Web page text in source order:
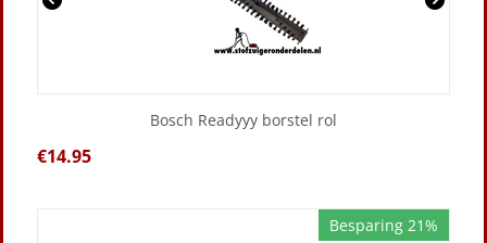
Bosch Readyyy borstel rol
€14.95
Besparing 21%